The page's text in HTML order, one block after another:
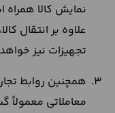
نمایش کالا همراه
علاوه بر انتقال
تجهیزات نیز
همچنین روابط
معاملاتی معمولاً